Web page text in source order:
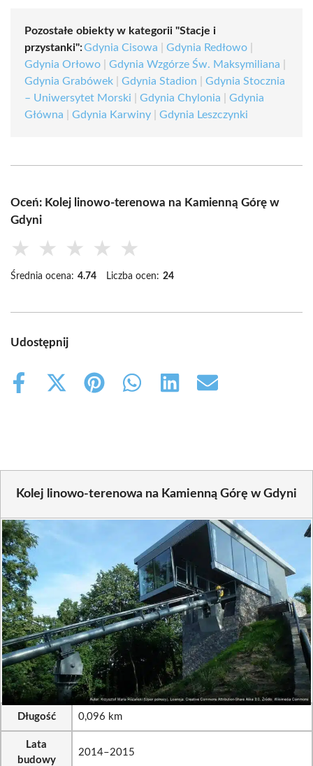
Pozostałe obiekty w kategorii "Stacje i
przystanki":Gdynia Cisowa Gdynia Redłowo
Gdynia Orłowo
Gdynia Wzgórze Św. Maksymiliana
Gdynia Grabówek
Gdynia Stadion
Gdynia Stocznia
– Uniwersytet Morski
Gdynia Chylonia
Gdynia
Główna
Gdynia Karwiny Gdynia Leszczynki
Oceń: Kolej linowo-terenowa na Kamienną Górę w
Gdyni
★ ★ ★ ★ ★
Średnia ocena: 4.74 Liczba ocen: 24
Udostępnij
Share
Share
Share
Share
Share
Share
Kolej linowo-terenowa na Kamienną Górę w Gdyni
Długość 0,096 km
Lata
budowy
2014–2015